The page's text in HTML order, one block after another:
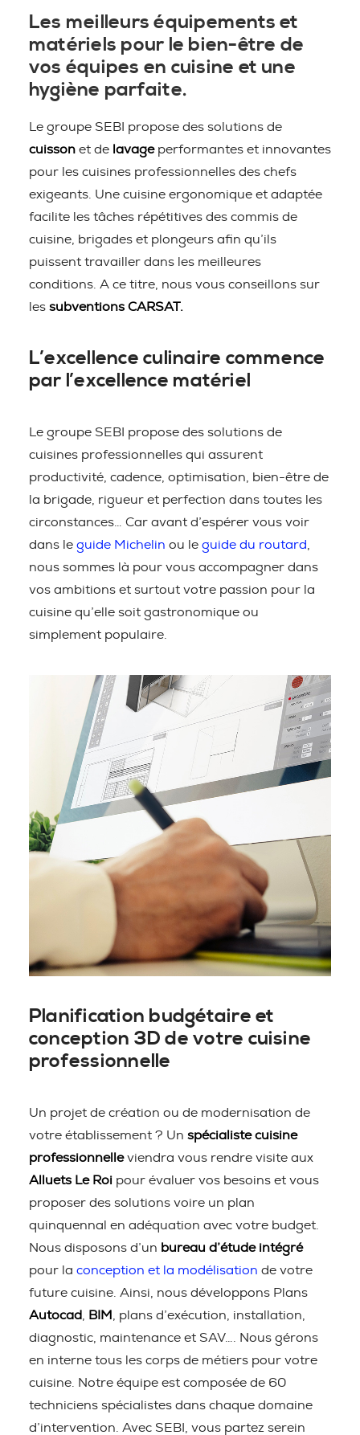
Les meilleurs équipements et
matériels pour le bien-être de
vos équipes en cuisine et une
hygiène parfaite.
Le groupe SEBI propose des solutions de
cuisson et de lavageperformantes et innovantes
pour les cuisines professionnelles des chefs
exigeants. Une cuisine ergonomique et adaptée
facilite les tâches répétitives des commis de
cuisine, brigades et plongeurs afin qu’ils
puissent travailler dans les meilleures
conditions. A ce titre, nous vous conseillons sur
les subventions CARSAT.
L’excellence culinaire commence
par l’excellence matériel
Le groupe SEBI propose des solutions de
cuisines professionnelles qui assurent
productivité, cadence, optimisation, bien-être de
la brigade, rigueur et perfection dans toutes les
circonstances… Car avant d’espérer vous voir
dans le guide Michelin ou le guide du routard
nous sommes là pour vous accompagner dans
vos ambitions et surtout votre passion pour la
cuisine qu’elle soit gastronomique ou
simplement populaire.
Planification budgétaire et
conception 3D de votre cuisine
professionnelle
Un projet de création ou de modernisation de
votre établissement ? Un spécialiste cuisine
professionnelleviendra vous rendre visite aux
Alluets Le Roi pour évaluer vos besoins et vous
proposer des solutions voire un plan
quinquennal en adéquation avec votre budget.
Nous disposons d’un bureau d’étude intégré
pour la conception et la modélisation de votre
future cuisine. Ainsi, nous développons Plans
Autocad
BIM
, plans d’exécution, installation,
diagnostic, maintenance et SAV…. Nous gérons
en interne tous les corps de métiers pour votre
cuisine. Notre équipe est composée de 60
techniciens spécialistes dans chaque domaine
d’intervention. Avec SEBI, vous partez serein